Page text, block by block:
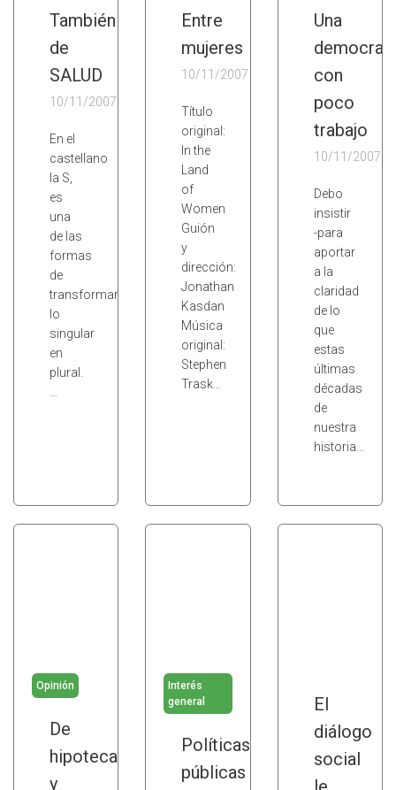
También
de
SALUD
10/11/2007
En el
castellano
la S,
es
una
de las
formas
de
transformar
lo
singular
en
plural.
Entre
mujeres
10/11/2007
Título
original:
In the
Land
of
Women
Guión
y
dirección:
Jonathan
Kasdan
Música
original:
Stephen
Trask…
Una
con
poco
trabajo
10/11/2007
Debo
insistir
-para
aportar
a la
claridad
de lo
que
estas
últimas
décadas
de
nuestra
historia…
Opinión
De
hipotecas
y
Interés
general
Políticas
públicas
El
diálogo
social